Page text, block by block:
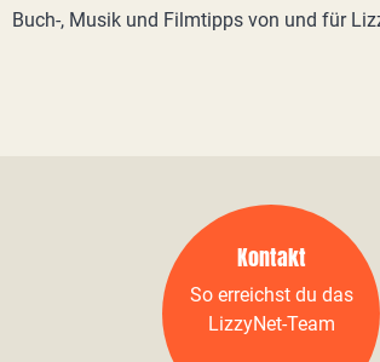
Buch-, Musik und Filmtipps von und für
Kontakt
So erreichst du das
LizzyNet-Team